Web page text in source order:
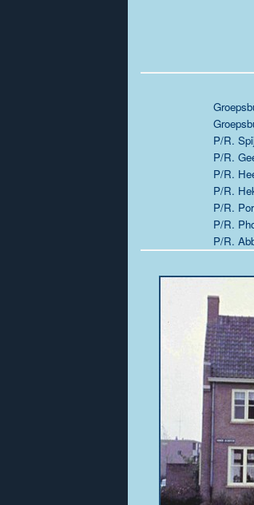
P/R.
P/R.
P/R.
P/R.
P/R.
P/R.
P/R.